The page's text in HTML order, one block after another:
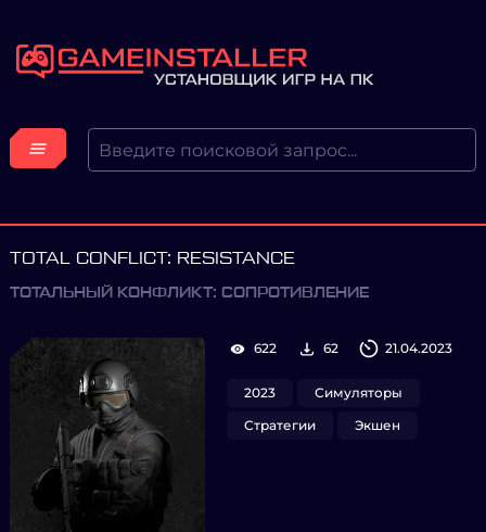
TOTAL CONFLICT: RESISTANCE
ТОТАЛЬНЫЙ КОНФЛИКТ: СОПРОТИВЛЕНИЕ
622 62 21.04.2023
2023
Симуляторы
Стратегии
Экшен